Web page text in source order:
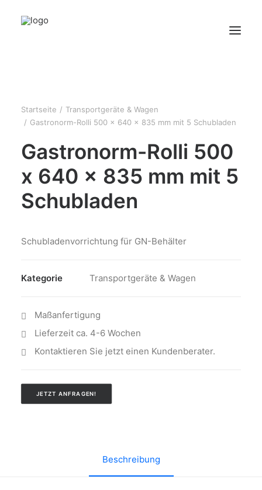
ÜBER UNS
PRODUKTE
KONTAKT
Startseite
Transportgeräte & Wagen
Gastronorm-Rolli 500 x 640 x 835 mm mit 5 Schubladen
Gastronorm-Rolli 500
x 640 x 835 mm mit 5
Schubladen
Schubladenvorrichtung für GN-Behälter
Kategorie Transportgeräte & Wagen
Maßanfertigung
Lieferzeit ca. 4-6 Wochen
Kontaktieren Sie jetzt einen Kundenberater.
JETZT ANFRAGEN!
Beschreibung